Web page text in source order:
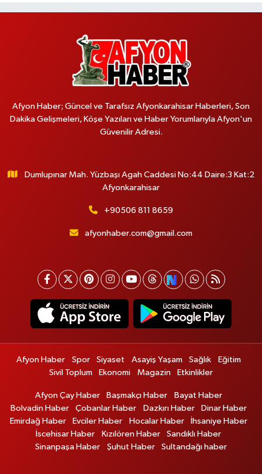
Afyon Haber; Güncel ve Tarafsız Afyonkarahisar Haberleri, Son
Dakika Gelişmeleri, Köşe Yazıları ve Haber Yorumlarıyla Afyon'un
Güvenilir Adresi.
Dumlupınar Mah. Yüzbaşı Agah Caddesi No:44 Daire:3 Kat:2
Afyonkarahisar
+90506 811 8659
afyonhaber.com@gmail.com
Afyon Haber Spor Siyaset Asayiş Yaşam Sağlık
Eğitim
Sivil Toplum
Ekonomi Magazin Etkinlikler
Afyon Çay Haber Başmakçı Haber
Bayat Haber
Bolvadin Haber
Çobanlar Haber Dazkırı Haber
Dinar Haber
Emirdağ Haber
Evciler Haber Hocalar Haber
İhsaniye Haber
İscehisar Haber
Kızılören Haber
Sandıklı Haber
Sinanpaşa Haber
Şuhut Haber Sultandağı haber